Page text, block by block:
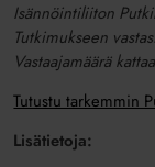
Isännöintiliiton
Tutkimukseen
Vastaajamäärä
Tutustu tarkemmin
Lisätietoja: